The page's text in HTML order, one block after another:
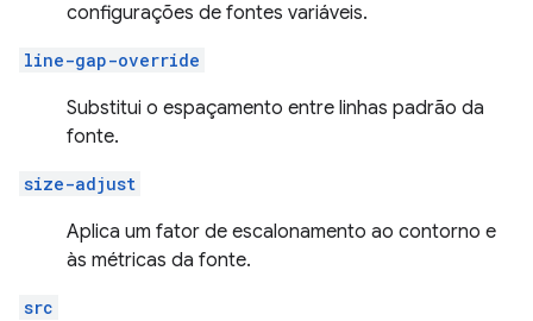
configurações de fontes variáveis.
line-gap-override
Substitui o espaçamento entre linhas padrão da
fonte.
size-adjust
Aplica um fator de escalonamento ao contorno e
às métricas da fonte.
src